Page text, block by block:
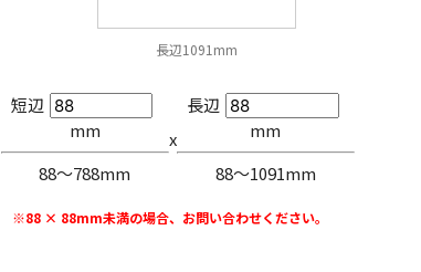
長辺1091mm
短辺
mm
88〜788mm
x
長辺
mm
88〜1091mm
※88 × 88mm未満の場合、お問い合わせください。